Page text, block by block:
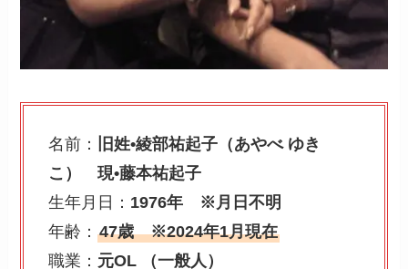
名前：
旧姓•綾部祐起子（あやべ ゆき
こ） 現•藤本祐起子
生年月日： 1976年 ※月日不明
年齢：47歳 ※2024年1月現在
職業： 元OL （一般人）